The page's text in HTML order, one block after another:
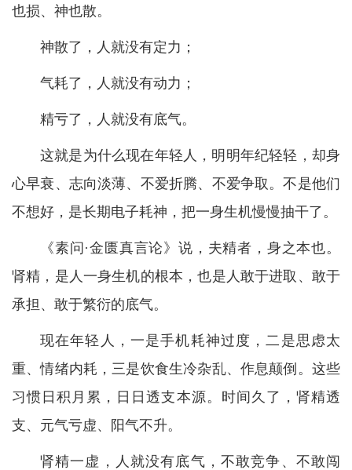
也损、神也散。
神散了，人就没有定力；
气耗了，人就没有动力；
精亏了，人就没有底气。
这就是为什么现在年轻人，明明年纪轻轻，却身
心早衰、志向淡薄、不爱折腾、不爱争取。不是他们
不想好，是长期电子耗神，把一身生机慢慢抽干了。
《素问·金匮真言论》说，夫精者，身之本也。
肾精，是人一身生机的根本，也是人敢于进取、敢于
承担、敢于繁衍的底气。
现在年轻人，一是手机耗神过度，二是思虑太
重、情绪内耗，三是饮食生冷杂乱、作息颠倒。这些
习惯日积月累，日日透支本源。时间久了，肾精透
支、元气亏虚、阳气不升。
肾精一虚，人就没有底气，不敢竞争、不敢闯